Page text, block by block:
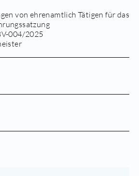
von ehrenamtlich Tätigen für das
004/2025